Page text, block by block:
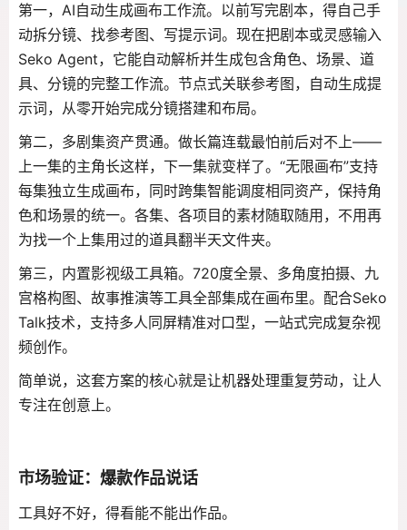
第一，AI自动生成画布工作流。以前写完剧本，得自己手
动拆分镜、找参考图、写提示词。现在把剧本或灵感输入
Seko Agent，它能自动解析并生成包含角色、场景、道
具、分镜的完整工作流。节点式关联参考图，自动生成提
示词，从零开始完成分镜搭建和布局。
第二，多剧集资产贯通。做长篇连载最怕前后对不上——
上一集的主角长这样，下一集就变样了。“无限画布”支持
每集独立生成画布，同时跨集智能调度相同资产，保持角
色和场景的统一。各集、各项目的素材随取随用，不用再
为找一个上集用过的道具翻半天文件夹。
第三，内置影视级工具箱。720度全景、多角度拍摄、九
宫格构图、故事推演等工具全部集成在画布里。配合Seko
Talk技术，支持多人同屏精准对口型，一站式完成复杂视
频创作。
简单说，这套方案的核心就是让机器处理重复劳动，让人
专注在创意上。
市场验证：爆款作品说话
工具好不好，得看能不能出作品。